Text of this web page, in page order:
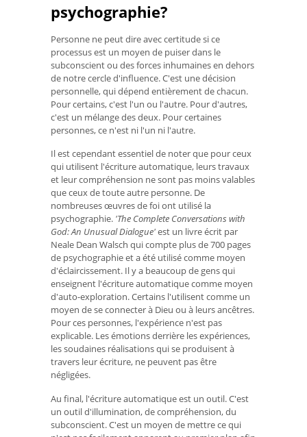
psychographie?
Personne ne peut dire avec certitude si ce
processus est un moyen de puiser dans le
subconscient ou des forces inhumaines en dehors
de notre cercle d'influence. C'est une décision
personnelle, qui dépend entièrement de chacun.
Pour certains, c'est l'un ou l'autre. Pour d'autres,
c'est un mélange des deux. Pour certaines
personnes, ce n'est ni l'un ni l'autre.
Il est cependant essentiel de noter que pour ceux
qui utilisent l'écriture automatique, leurs travaux
et leur compréhension ne sont pas moins valables
que ceux de toute autre personne. De
nombreuses œuvres de foi ont utilisé la
psychographie. 'The Complete Conversations with
God: An Unusual Dialogue'est un livre écrit par
Neale Dean Walsch qui compte plus de 700 pages
de psychographie et a été utilisé comme moyen
d'éclaircissement. Il y a beaucoup de gens qui
enseignent l'écriture automatique comme moyen
d'auto-exploration. Certains l'utilisent comme un
moyen de se connecter à Dieu ou à leurs ancêtres.
Pour ces personnes, l'expérience n'est pas
explicable. Les émotions derrière les expériences,
les soudaines réalisations qui se produisent à
travers leur écriture, ne peuvent pas être
négligées.
Au final, l'écriture automatique est un outil. C'est
un outil d'illumination, de compréhension, du
subconscient. C'est un moyen de mettre ce qui